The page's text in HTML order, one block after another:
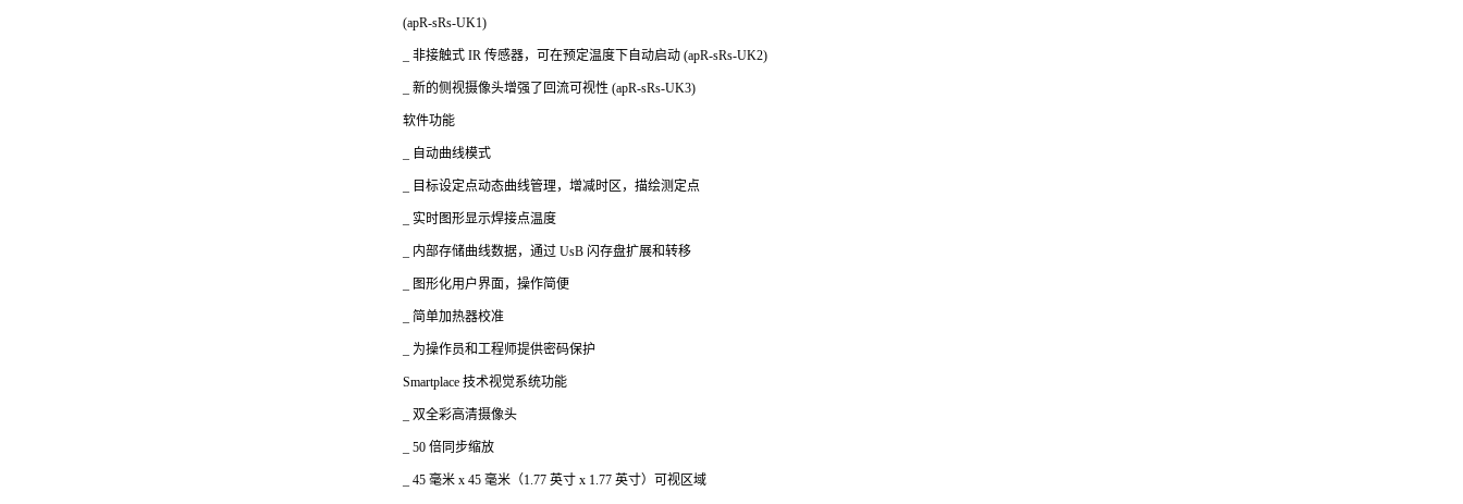
(apR-sRs-UK1)
非接触式 IR 传感器，可在预定温度下自动启动 (apR-sRs-UK2)
新的侧视摄像头增强了回流可视性 (apR-sRs-UK3)
软件功能
自动曲线模式
目标设定点动态曲线管理，增减时区，描绘测定点
实时图形显示焊接点温度
内部存储曲线数据，通过 UsB 闪存盘扩展和转移
图形化用户界面，操作简便
简单加热器校准
为操作员和工程师提供密码保护
Smartplace 技术视觉系统功能
双全彩高清摄像头
_ 50 倍同步缩放
_ 45 毫米 x 45 毫米（1.77 英寸 x 1.77 英寸）可视区域